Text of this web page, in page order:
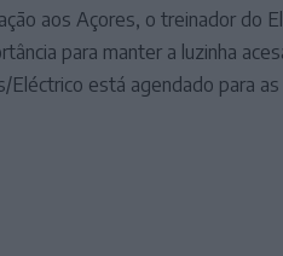
aos Açores, o treinador do
para manter a luzinha
Eléctrico está agendado para